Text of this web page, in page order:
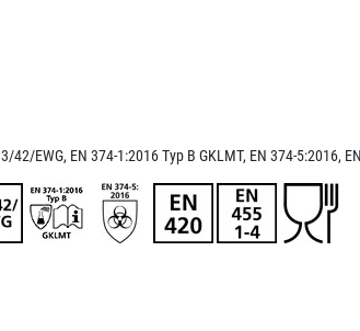
42/EWG, EN 374-1:2016 Typ B GKLMT, EN 374-5:2016,